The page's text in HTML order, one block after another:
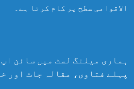
الاقوامی سطح پر کام کرتا ہے۔
ہماری میلنگ لسٹ میں سائن
پہلے فتاوی، مقالہ جات اور